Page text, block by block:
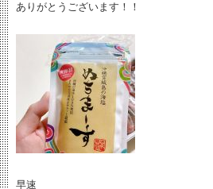
ありがとうございます！！
早速